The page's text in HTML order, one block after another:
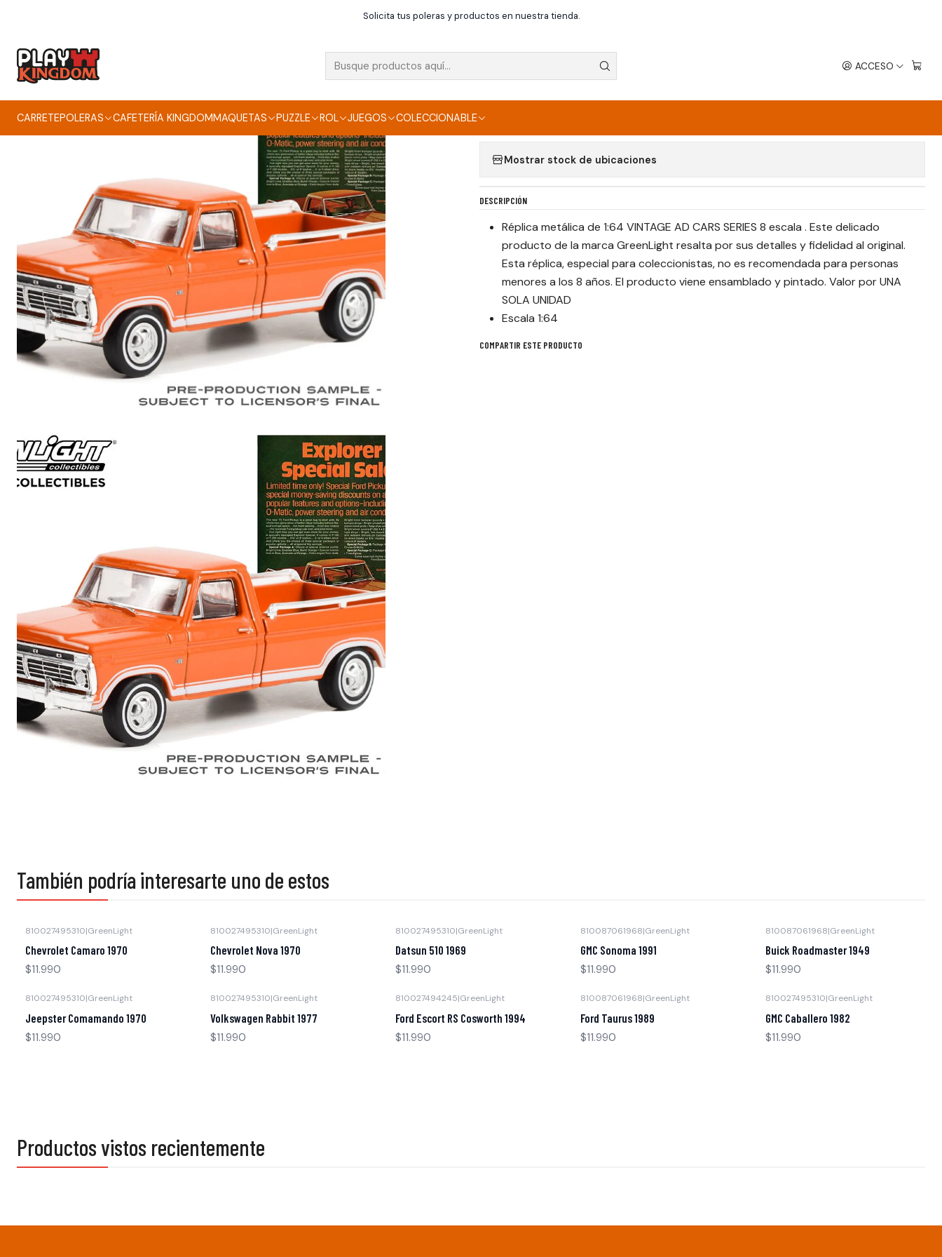
ACCESO
CARRETEPOLERAS CAFETERÍA KINGDOMMAQUETAS PUZZLE ROL JUEGOS COLECCIONABLE
Solicita tus poleras y productos en nuestra tienda.
Inicio Die Cast Ford F-150 Explorer
FORD F-150 EXPLORER
Mostrar stock de ubicaciones
DESCRIPCIÓN
Réplica metálica de 1:64 VINTAGE AD CARS SERIES 8 escala . Este delicado
producto de la marca GreenLight resalta por sus detalles y fidelidad al original.
Esta réplica, especial para coleccionistas, no es recomendada para personas
menores a los 8 años. El producto viene ensamblado y pintado. Valor por UNA
SOLA UNIDAD
Escala 1:64
COMPARTIR ESTE PRODUCTO
También podría interesarte uno de estos
810027495310|GreenLight
Chevrolet Camaro 1970
$11.990
810027495310|GreenLight
Chevrolet Nova 1970
$11.990
810027495310|GreenLight
Datsun 510 1969
$11.990
810087061968|GreenLight
GMC Sonoma 1991
$11.990
810087061968|GreenLight
Buick Roadmaster 1949
$11.990
810027495310|GreenLight
Jeepster Comamando 1970
$11.990
810027495310|GreenLight
Volkswagen Rabbit 1977
$11.990
810027494245|GreenLight
Ford Escort RS Cosworth 1994
$11.990
810087061968|GreenLight
Ford Taurus 1989
$11.990
810027495310|GreenLight
GMC Caballero 1982
$11.990
Productos vistos recientemente